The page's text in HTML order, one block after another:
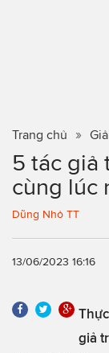
Trang chủ
5 tác giả
cùng lúc
Dũng Nhỏ TT
13/06/2023 16:16
giả